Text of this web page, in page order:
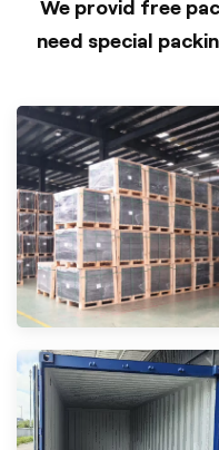
We provid free
need special